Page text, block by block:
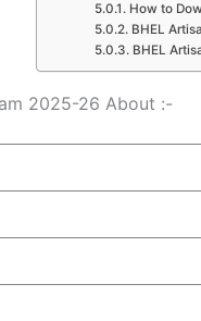
How to
BHEL
BHEL
2025-26 About :-